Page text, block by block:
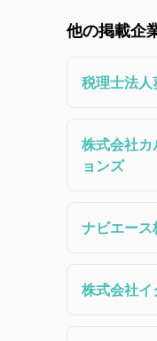
他の掲載企
税理士法
株式会社
ョンズ
ナビエース
株式会社イ